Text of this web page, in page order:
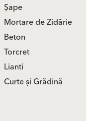
Șape
Mortare de Zidărie
Beton
Torcret
Lianti
Curte și Grădină